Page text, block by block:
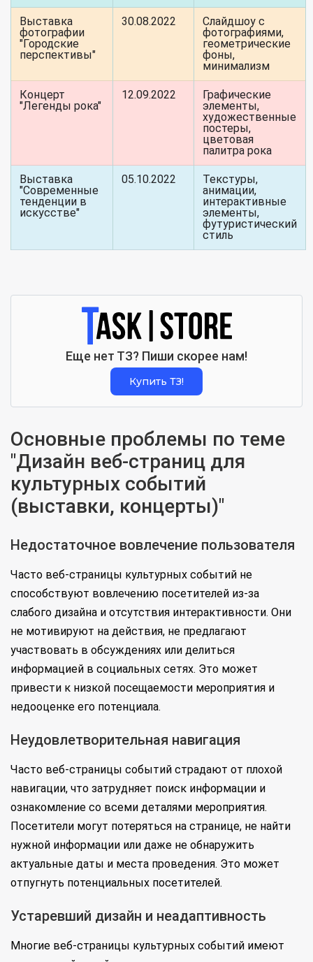
Выставка
фотографии
"Городские
перспективы"
30.08.2022
Слайдшоу с
фотографиями,
геометрические
фоны,
минимализм
Концерт
"Легенды рока"
12.09.2022
Графические
элементы,
художественные
постеры,
цветовая
палитра рока
Выставка
"Современные
тенденции в
искусстве"
05.10.2022
Текстуры,
анимации,
интерактивные
элементы,
футуристический
стиль
Еще нет ТЗ? Пиши скорее нам!
Купить ТЗ!
Основные проблемы по теме
"Дизайн веб-страниц для
культурных событий
(выставки, концерты)"
Недостаточное вовлечение пользователя
Часто веб-страницы культурных событий не
способствуют вовлечению посетителей из-за
слабого дизайна и отсутствия интерактивности. Они
не мотивируют на действия, не предлагают
участвовать в обсуждениях или делиться
информацией в социальных сетях. Это может
привести к низкой посещаемости мероприятия и
недооценке его потенциала.
Неудовлетворительная навигация
Часто веб-страницы событий страдают от плохой
навигации, что затрудняет поиск информации и
ознакомление со всеми деталями мероприятия.
Посетители могут потеряться на странице, не найти
нужной информации или даже не обнаружить
актуальные даты и места проведения. Это может
отпугнуть потенциальных посетителей.
Устаревший дизайн и неадаптивность
Многие веб-страницы культурных событий имеют